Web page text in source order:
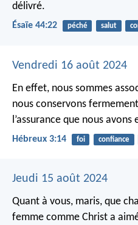
délivré.
Ésaïe 44:22 péché salut
Vendredi 16 août 2024
En effet, nous sommes
nous conservons
l’assurance que nous
Hébreux 3:14 foi confiance
Jeudi 15 août 2024
Quant à vous, maris, que
femme comme Christ a